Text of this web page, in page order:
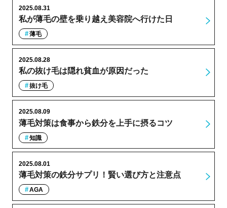
私が薄毛の壁を乗り越え美容院へ行けた日
2025.08.31
薄毛
私の抜け毛は隠れ貧血が原因だった
2025.08.28
抜け毛
薄毛対策は食事から鉄分を上手に摂るコツ
2025.08.09
知識
薄毛対策の鉄分サプリ！賢い選び方と注意点
2025.08.01
AGA